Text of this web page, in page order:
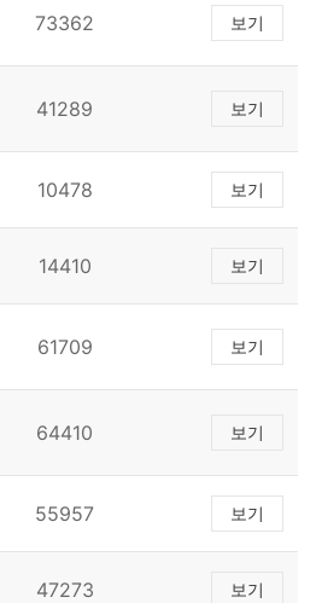
73362 보기
41289 보기
10478 보기
14410 보기
61709 보기
64410 보기
55957 보기
47273 보기